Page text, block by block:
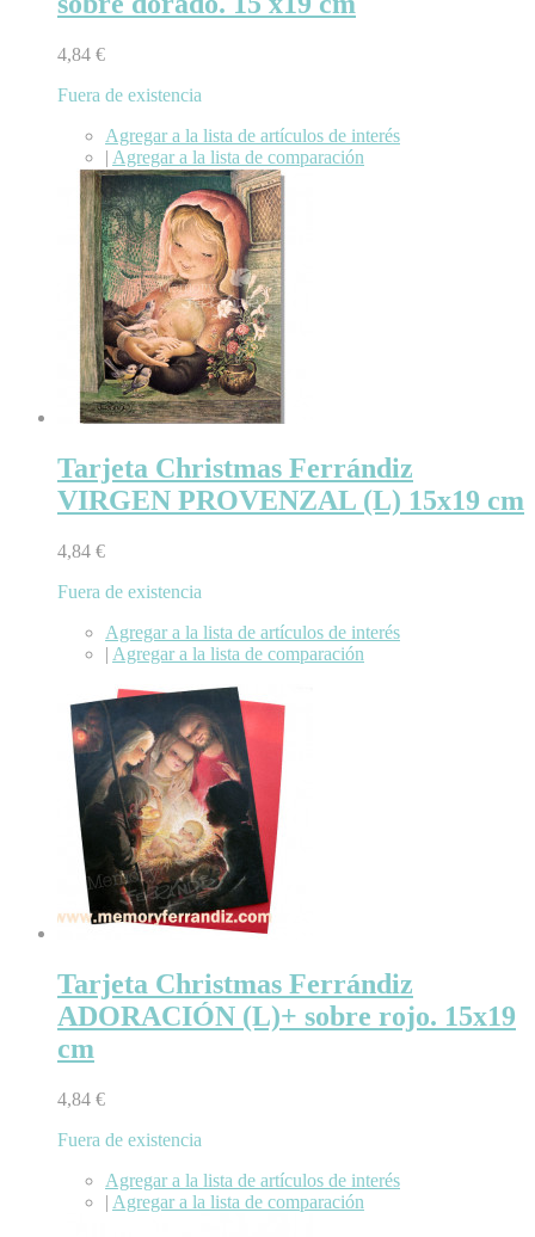
4,84 €
Fuera de existencia
Agregar a la lista de artículos de interés
| Agregar a la lista de comparación
Tarjeta Christmas Ferrándiz
VIRGEN PROVENZAL (L) 15x19 cm
4,84 €
Fuera de existencia
Agregar a la lista de artículos de interés
| Agregar a la lista de comparación
Tarjeta Christmas Ferrándiz
ADORACIÓN (L)+ sobre rojo. 15x19
cm
4,84 €
Fuera de existencia
Agregar a la lista de artículos de interés
| Agregar a la lista de comparación